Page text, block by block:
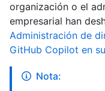
organización o el
empresarial han
Administración de
GitHub Copilot en
Nota: